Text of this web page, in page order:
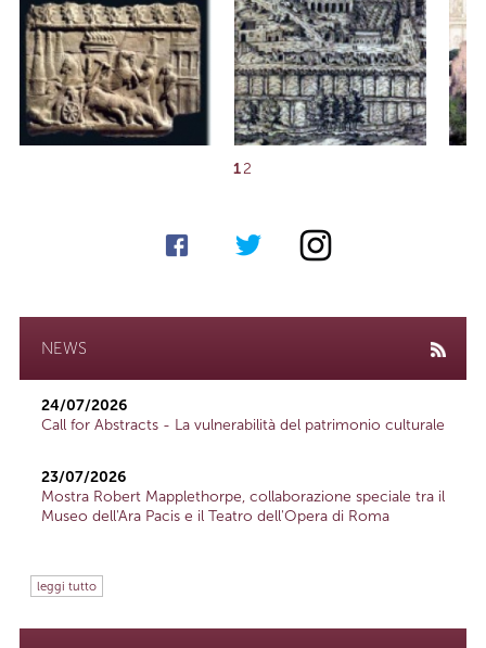
12
NEWS
24/07/2026
Call for Abstracts - La vulnerabilità del patrimonio culturale
23/07/2026
Mostra Robert Mapplethorpe, collaborazione speciale tra il
Museo dell'Ara Pacis e il Teatro dell'Opera di Roma
leggi tutto